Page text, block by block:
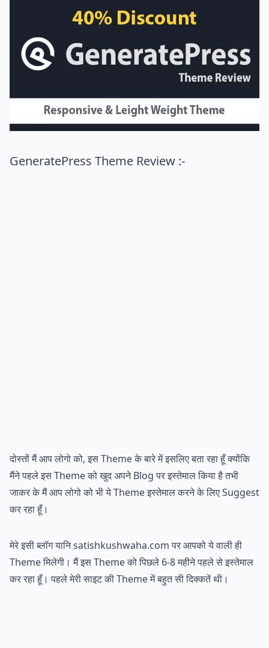
GeneratePress Theme Review :-
दोस्तों मैं आप लोगो को, इस Theme के बारे में इसलिए बता रहा हूँ क्योंकि
मैंने पहले इस Theme को खुद अपने Blog पर इस्तेमाल किया है तभी
जाकर के मैं आप लोगो को भी ये Theme इस्तेमाल करने के लिए Suggest
कर रहा हूँ।
मेरे इसी ब्लॉग यानि satishkushwaha.com पर आपको ये वाली ही
Theme मिलेगी। मैं इस Theme को पिछले 6-8 महीने पहले से इस्तेमाल
कर रहा हूँ। पहले मेरी साइट की Theme में बहुत सी दिक्कतें थी।